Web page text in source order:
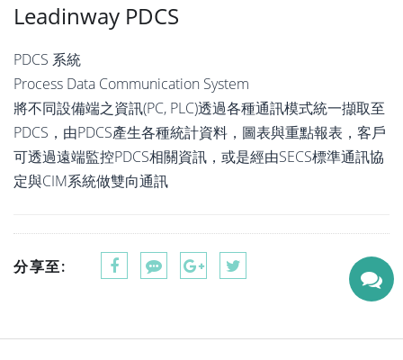
Leadinway PDCS
PDCS 系統
Process Data Communication System
將不同設備端之資訊(PC, PLC)透過各種通訊模式統一擷取至
PDCS，由PDCS產生各種統計資料，圖表與重點報表，客戶
可透過遠端監控PDCS相關資訊，或是經由SECS標準通訊協
定與CIM系統做雙向通訊
分享至: